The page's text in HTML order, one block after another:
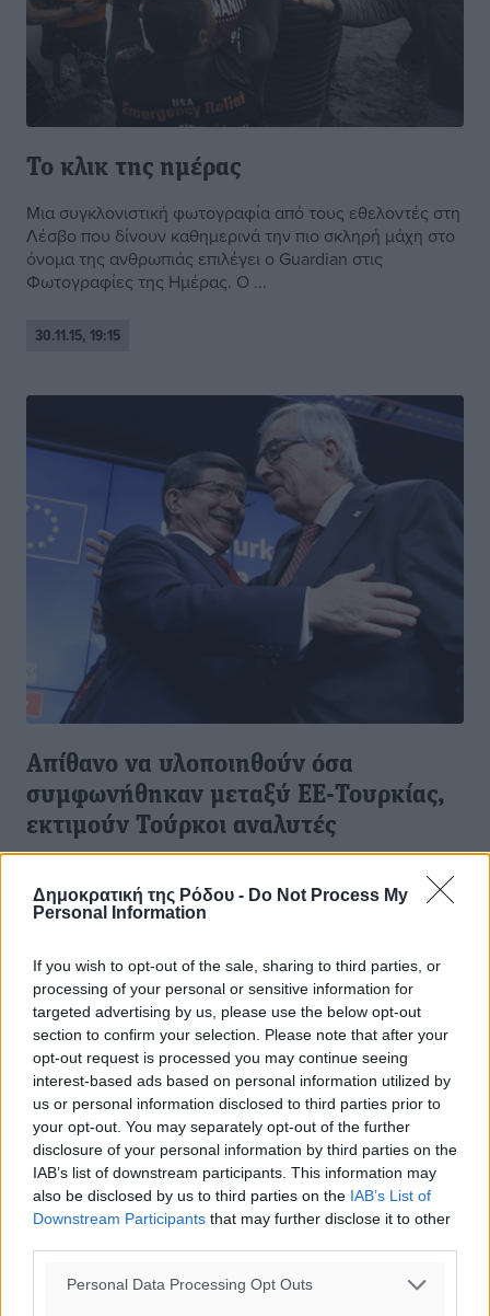
Δημοκρατική της Ρόδου - Do Not Process My
Personal Information
If you wish to opt-out of the sale, sharing to third parties, or
processing of your personal or sensitive information for
targeted advertising by us, please use the below opt-out
section to confirm your selection. Please note that after your
opt-out request is processed you may continue seeing
interest-based ads based on personal information utilized by
us or personal information disclosed to third parties prior to
your opt-out. You may separately opt-out of the further
disclosure of your personal information by third parties on the
IAB’s list of downstream participants. This information may
also be disclosed by us to third parties on the IAB’s List of
Downstream Participants that may further disclose it to other
Personal Data Processing Opt Outs
Το κλικ της ημέρας
Μια συγκλονιστική φωτογραφία από τους εθελοντές στη
Λέσβο που δίνουν καθημερινά την πιο σκληρή μάχη στο
όνομα της ανθρωπιάς επιλέγει ο Guardian στις
Φωτογραφίες της Ημέρας. Ο ...
30.11.15, 19:15
Απίθανο να υλοποιηθούν όσα
συμφωνήθηκαν μεταξύ ΕΕ-Τουρκίας,
εκτιμούν Τούρκοι αναλυτές
ενταξιακές διαπραγματεύσεις της Άγκυρας με την ΕΕ θα
επαναληφθούν, ως αντάλλαγμα για τη συνεργασία της
30.11.15, 19:07